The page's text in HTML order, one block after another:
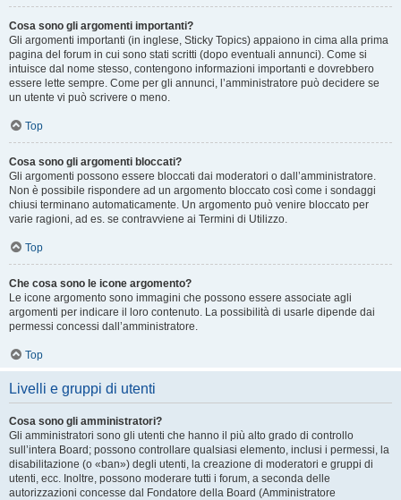
Cosa sono gli argomenti importanti?
Gli argomenti importanti (in inglese, Sticky Topics) appaiono in cima alla prima
pagina del forum in cui sono stati scritti (dopo eventuali annunci). Come si
intuisce dal nome stesso, contengono informazioni importanti e dovrebbero
essere lette sempre. Come per gli annunci, l’amministratore può decidere se
un utente vi può scrivere o meno.
Top
Cosa sono gli argomenti bloccati?
Gli argomenti possono essere bloccati dai moderatori o dall’amministratore.
Non è possibile rispondere ad un argomento bloccato così come i sondaggi
chiusi terminano automaticamente. Un argomento può venire bloccato per
varie ragioni, ad es. se contravviene ai Termini di Utilizzo.
Top
Che cosa sono le icone argomento?
Le icone argomento sono immagini che possono essere associate agli
argomenti per indicare il loro contenuto. La possibilità di usarle dipende dai
permessi concessi dall’amministratore.
Top
Livelli e gruppi di utenti
Cosa sono gli amministratori?
Gli amministratori sono gli utenti che hanno il più alto grado di controllo
sull’intera Board; possono controllare qualsiasi elemento, inclusi i permessi, la
disabilitazione (o «ban») degli utenti, la creazione di moderatori e gruppi di
utenti, ecc. Inoltre, possono moderare tutti i forum, a seconda delle
autorizzazioni concesse dal Fondatore della Board (Amministratore